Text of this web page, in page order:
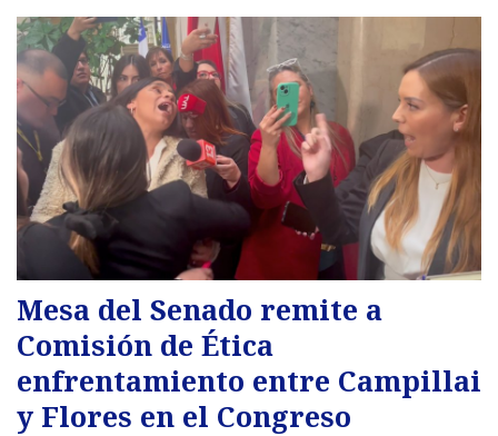
Mesa del Senado remite a
Comisión de Ética
enfrentamiento entre Campillai
y Flores en el Congreso